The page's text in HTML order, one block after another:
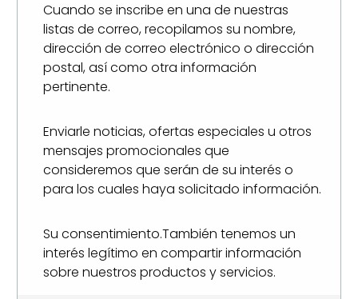
Cuando se inscribe en una de nuestras
listas de correo, recopilamos su nombre,
dirección de correo electrónico o dirección
postal, así como otra información
pertinente.
Enviarle noticias, ofertas especiales u otros
mensajes promocionales que
consideremos que serán de su interés o
para los cuales haya solicitado información.
Su consentimiento.También tenemos un
interés legítimo en compartir información
sobre nuestros productos y servicios.